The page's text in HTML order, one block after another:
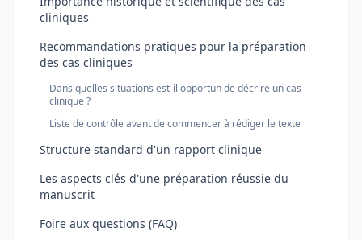
cliniques
Recommandations pratiques pour la préparation
des cas cliniques
Dans quelles situations est-il opportun de décrire un cas
clinique ?
Liste de contrôle avant de commencer à rédiger le texte
Structure standard d'un rapport clinique
Les aspects clés d'une préparation réussie du
manuscrit
Foire aux questions (FAQ)